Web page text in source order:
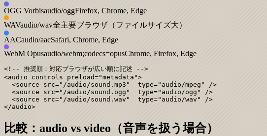
OGG Vorbisaudio/oggFirefox, Chrome, Edge
WAVaudio/wav全主要ブラウザ（ファイルサイズ大）
AACaudio/aacSafari, Chrome, Edge
WebM Opusaudio/webm;codecs=opusChrome, Firefox, Edge
<!-- 推奨順：対応ブラウザが広い順に記述 -->
<audio controls preload="metadata">
  <source src="/audio/sound.mp3"  type="audio/mpeg" />
  <source src="/audio/sound.ogg"  type="audio/ogg" />
  <source src="/audio/sound.wav"  type="audio/wav" />
</audio>
比較：audio vs video（音声を扱う場合）